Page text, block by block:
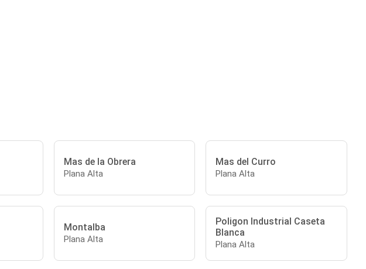
Mas de la Obrera
Plana Alta
Mas del Curro
Plana Alta
Montalba
Plana Alta
Poligon Industrial Caseta
Blanca
Plana Alta